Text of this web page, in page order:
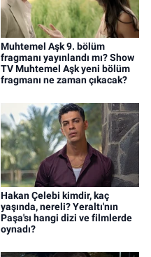
Muhtemel Aşk 9. bölüm
fragmanı yayınlandı mı? Show
TV Muhtemel Aşk yeni bölüm
fragmanı ne zaman çıkacak?
Hakan Çelebi kimdir, kaç
yaşında, nereli? Yeraltı'nın
Paşa'sı hangi dizi ve filmlerde
oynadı?